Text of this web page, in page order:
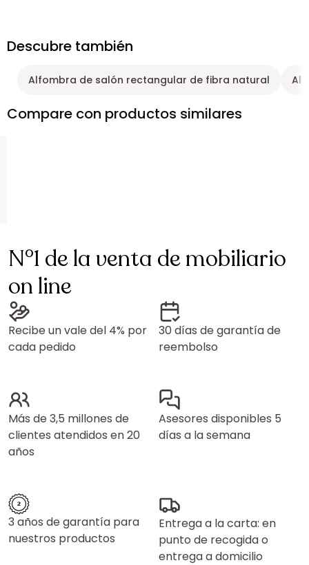
Descubre también
Alfombra de salón rectangular de fibra natural
Compare con productos similares
N°1 de la venta de mobiliario
on line
Recibe un vale del 4% por
cada pedido
30 días de garantía de
reembolso
Más de 3,5 millones de
clientes atendidos en 20
años
Asesores disponibles 5
días a la semana
3 años de garantía para
nuestros productos
Entrega a la carta: en
punto de recogida o
entrega a domicilio